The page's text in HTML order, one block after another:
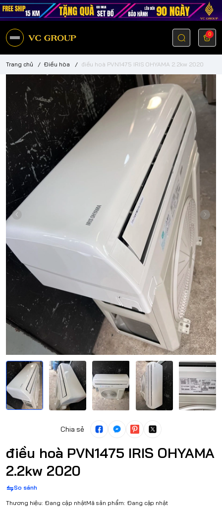
0
Trang chủ / Điều hòa / điều hoà PVN1475 IRIS OHYAMA 2.2kw 2020
Chia sẻ
điều hoà PVN1475 IRIS OHYAMA
2.2kw 2020
So sánh
Thương hiệu: Đang cập nhậtMã sản phẩm: Đang cập nhật